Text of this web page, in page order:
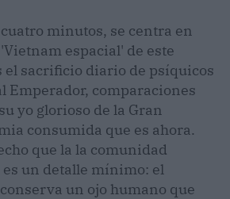
minutos, se centra en
espacial' de este
el sacrificio diario de psíquicos
Emperador, comparaciones
yo glorioso de la Gran
consumida que es ahora.
que la la comunidad
es un detalle mínimo: el
un ojo humano que